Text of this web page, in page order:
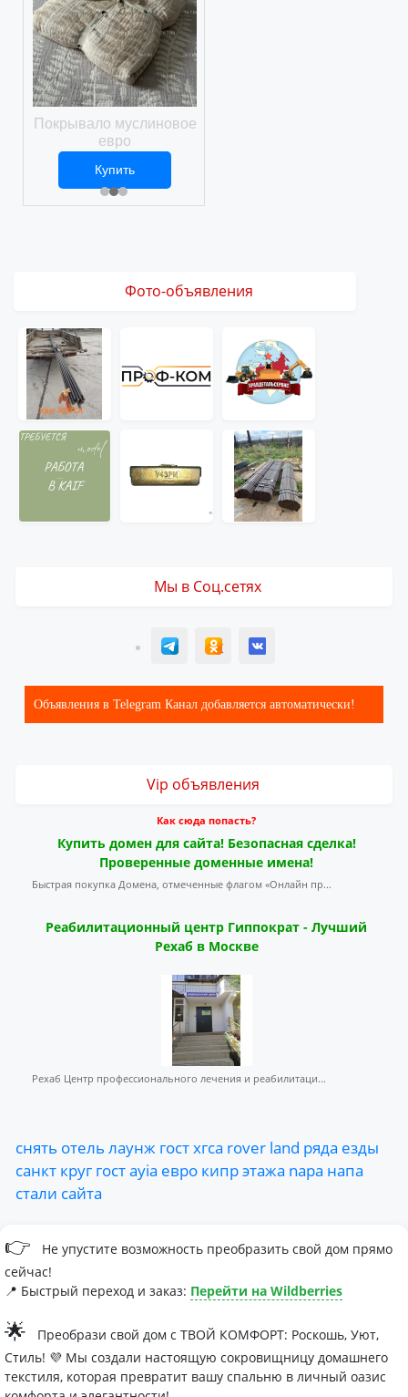
Покрывало муслиновое
евро
2 469 ₽
Купить
Фото-объявления
Мы в Соц.сетях
T ОК ВК
Объявления в Telegram Канал добавляется автоматически!
Vip объявления
Как сюда попасть?
Купить домен для сайта! Безопасная сделка!
Проверенные доменные имена!
Быстрая покупка Домена, отмеченные флагом «Онлайн пр...
Реабилитационный центр Гиппократ - Лучший
Рехаб в Москве
Рехаб Центр профессионального лечения и реабилитаци...
снять отель лаунж гостхгса rover land ряда езды
санкт круг гостayia евро кипрэтажа napa напа
стали сайта
👉
Не упустите возможность преобразить свой дом прямо
сейчас!
📍 Быстрый переход и заказ: Перейти на Wildberries
🌟
Преобрази свой дом с ТВОЙ КОМФОРТ: Роскошь, Уют,
Стиль! 💜 Мы создали настоящую сокровищницу домашнего
текстиля, которая превратит вашу спальню в личный оазис